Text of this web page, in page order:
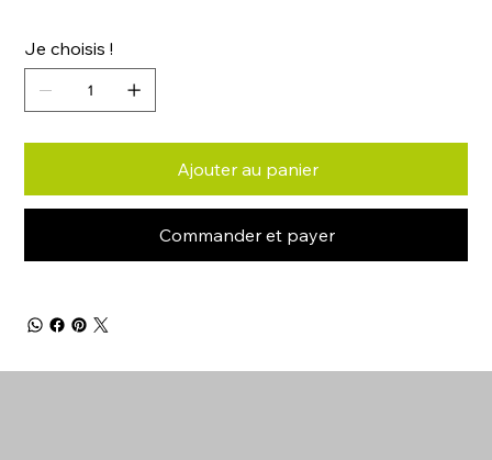
Je choisis !
Ajouter au panier
Commander et payer